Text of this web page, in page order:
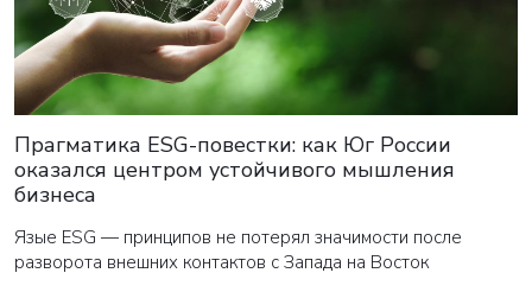
Прагматика ESG-повестки: как Юг России
оказался центром устойчивого мышления
бизнеса
Язые ESG — принципов не потерял значимости после
разворота внешних контактов с Запада на Восток